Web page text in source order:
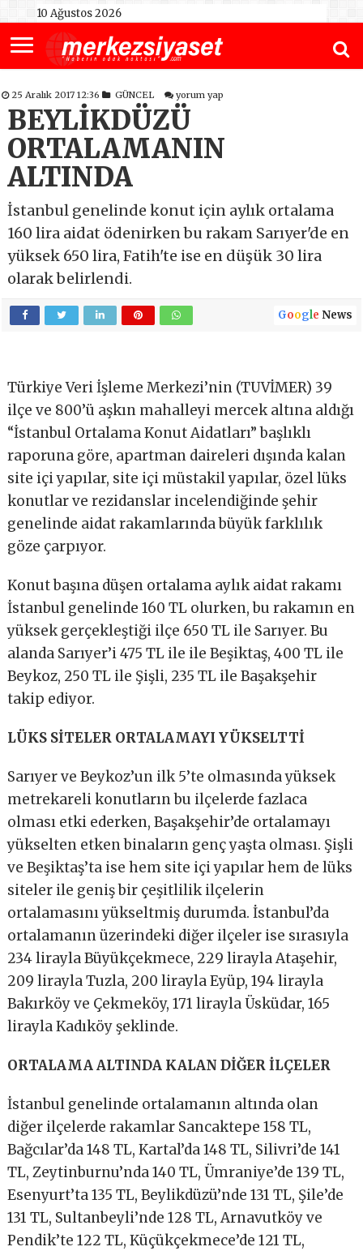
10 Ağustos 2026
25 Aralık 2017 12:36 GÜNCEL yorum yap
BEYLİKDÜZÜ
ORTALAMANIN
ALTINDA
İstanbul genelinde konut için aylık ortalama
160 lira aidat ödenirken bu rakam Sarıyer'de en
yüksek 650 lira, Fatih'te ise en düşük 30 lira
olarak belirlendi.
Google News
Türkiye Veri İşleme Merkezi’nin (TUVİMER) 39
ilçe ve 800’ü aşkın mahalleyi mercek altına aldığı
“İstanbul Ortalama Konut Aidatları” başlıklı
raporuna göre, apartman daireleri dışında kalan
site içi yapılar, site içi müstakil yapılar, özel lüks
konutlar ve rezidanslar incelendiğinde şehir
genelinde aidat rakamlarında büyük farklılık
göze çarpıyor.
Konut başına düşen ortalama aylık aidat rakamı
İstanbul genelinde 160 TL olurken, bu rakamın en
yüksek gerçekleştiği ilçe 650 TL ile Sarıyer. Bu
alanda Sarıyer’i 475 TL ile ile Beşiktaş, 400 TL ile
Beykoz, 250 TL ile Şişli, 235 TL ile Başakşehir
takip ediyor.
LÜKS SİTELER ORTALAMAYI YÜKSELTTİ
Sarıyer ve Beykoz’un ilk 5’te olmasında yüksek
metrekareli konutların bu ilçelerde fazlaca
olması etki ederken, Başakşehir’de ortalamayı
yükselten etken binaların genç yaşta olması. Şişli
ve Beşiktaş’ta ise hem site içi yapılar hem de lüks
siteler ile geniş bir çeşitlilik ilçelerin
ortalamasını yükseltmiş durumda. İstanbul’da
ortalamanın üzerindeki diğer ilçeler ise sırasıyla
234 lirayla Büyükçekmece, 229 lirayla Ataşehir,
209 lirayla Tuzla, 200 lirayla Eyüp, 194 lirayla
Bakırköy ve Çekmeköy, 171 lirayla Üsküdar, 165
lirayla Kadıköy şeklinde.
ORTALAMA ALTINDA KALAN DİĞER İLÇELER
İstanbul genelinde ortalamanın altında olan
diğer ilçelerde rakamlar Sancaktepe 158 TL,
Bağcılar’da 148 TL, Kartal’da 148 TL, Silivri’de 141
TL, Zeytinburnu’nda 140 TL, Ümraniye’de 139 TL,
Esenyurt’ta 135 TL, Beylikdüzü’nde 131 TL, Şile’de
131 TL, Sultanbeyli’nde 128 TL, Arnavutköy ve
Pendik’te 122 TL, Küçükçekmece’de 121 TL,